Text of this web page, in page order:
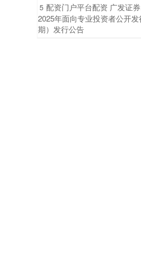
5 配资门户平台配资 广发证
2025年面向专业投资者公开
期）发行公告